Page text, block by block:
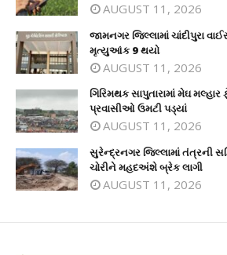
AUGUST 11, 2026
જામનગર જિલ્લામાં ચાંદીપુરા
મૃત્યુઆંક 9 થયો
AUGUST 11, 2026
ગિરિમથક સાપુતારામાં મેઘ
પ્રવાસીઓ ઉમટી પડ્યાં
AUGUST 11, 2026
સુરેન્દ્રનગર જિલ્લામાં તંત્રની
ચોરીને મહદઅંશે બ્રેક લાગી
AUGUST 11, 2026